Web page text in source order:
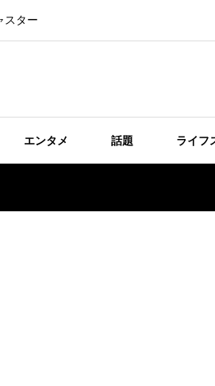
スター
エンタメ 話題 ライフ